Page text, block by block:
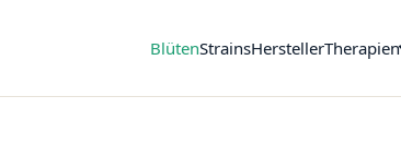
BlütenStrainsHerstellerTherapien